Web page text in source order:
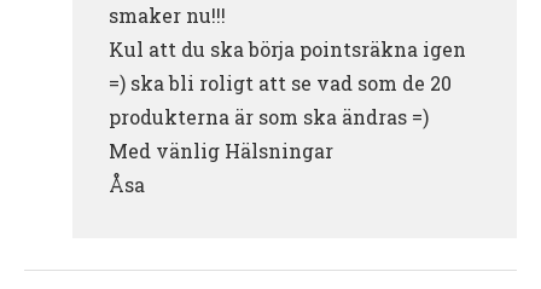
smaker nu!!!
Kul att du ska börja pointsräkna igen
=) ska bli roligt att se vad som de 20
produkterna är som ska ändras =)
Med vänlig Hälsningar
Åsa